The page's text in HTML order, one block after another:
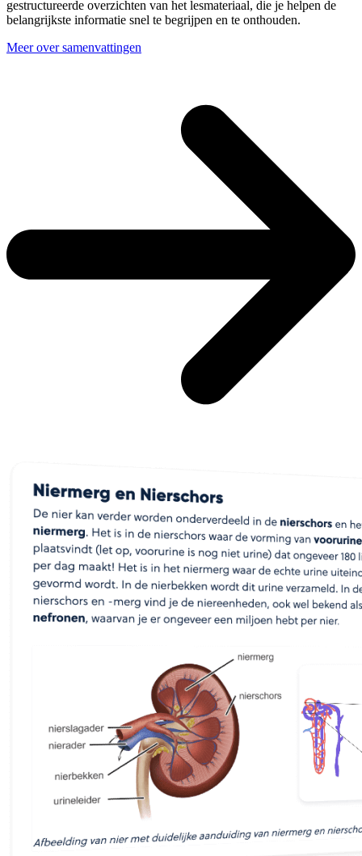
gestructureerde overzichten van het lesmateriaal, die je helpen de
belangrijkste informatie snel te begrijpen en te onthouden.
Meer over samenvattingen